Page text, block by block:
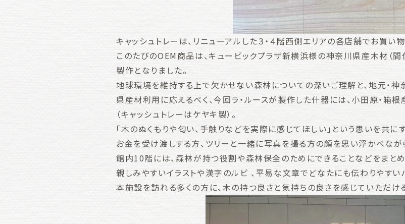
キャッシュトレーは、リニューアルした３・４階西側エリアの各店舗でお買い
このたびのOEM商品は、キュービックプラザ新横浜様の神奈川県産木材（
製作となりました。
地球環境を維持する上で欠かせない森林についての深いご理解と、地元・
県産材利用に応えるべく、今回ラ・ルースが製作した什器には、小田原・箱
（キャッシュトレーはケヤキ製）。
「木のぬくもりや匂い、手触りなどを実際に感じてほしい」という思いを共に
お金を受け渡しする方、ツリーと一緒に写真を撮る方の顔を思い浮かべなが
館内10階には、森林が持つ役割や森林保全のためにできることなどをまと
親しみやすいイラストや漢字のルビ 、平易な文章でどなたにも伝わりやすい
本施設を訪れる多くの方に、木の持つ良さと気持ちの良さを感じていただけ